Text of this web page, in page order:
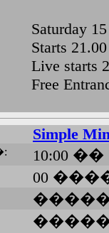
Saturday
Starts 21.00
Live starts
Free
Simple
10:00 ��
00